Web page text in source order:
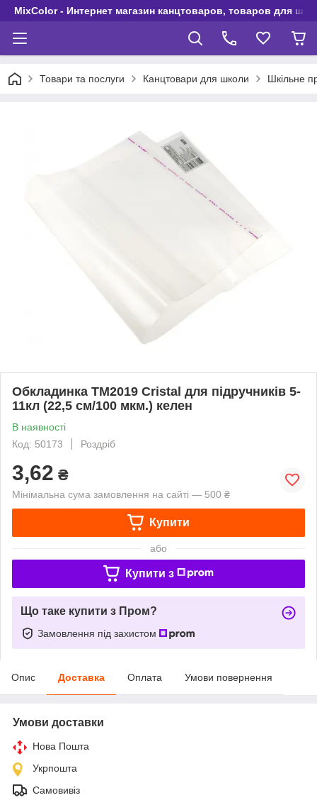
MixColor - Интернет магазин канцтоваров, товаров для
Товари та послуги Канцтовари для школи Шкільне
Обкладинка ТМ2019 Cristal для підручників 5-
11кл (22,5 см/100 мкм.) келен
В наявності
Код: 50173
Роздріб
3,62 ₴
Мінімальна сума замовлення на сайті — 500 ₴
Купити
або
Купити з
Що таке купити з Пром?
Замовлення під захистом
Опис Доставка Оплата Умови повернення
Умови доставки
Нова Пошта
Укрпошта
Самовивіз